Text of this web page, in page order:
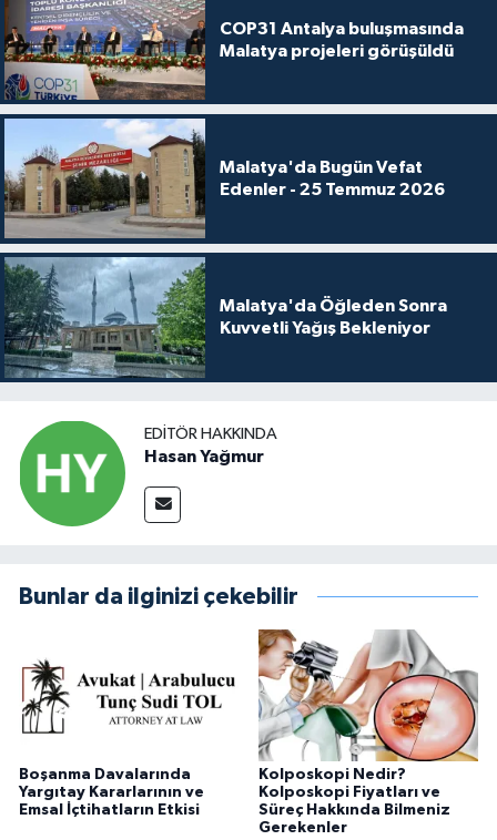
COP31 Antalya buluşmasında
Malatya projeleri görüşüldü
Malatya'da Bugün Vefat
Edenler - 25 Temmuz 2026
Malatya'da Öğleden Sonra
Kuvvetli Yağış Bekleniyor
EDITÖR HAKKINDA
Hasan Yağmur
Bunlar da ilginizi çekebilir
Boşanma Davalarında
Yargıtay Kararlarının ve
Emsal İçtihatların Etkisi
Kolposkopi Nedir?
Kolposkopi Fiyatları ve
Süreç Hakkında Bilmeniz
Gerekenler